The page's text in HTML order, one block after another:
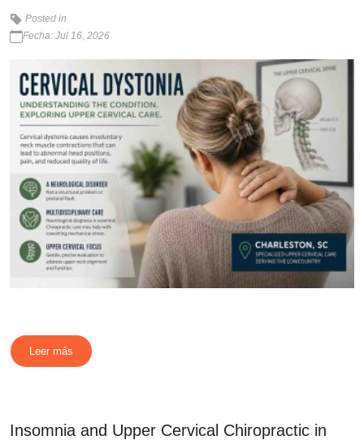
Posted in
Fecha: Jul 16, 2026
Leer más
Insomnia and Upper Cervical Chiropractic in